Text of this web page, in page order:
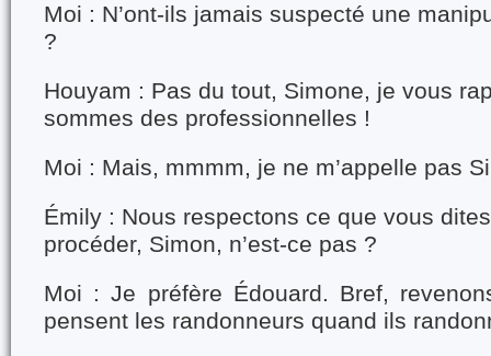
Moi : N’ont-ils jamais suspecté une
?
Houyam : Pas du tout, Simone, je vous
sommes des professionnelles !
Moi : Mais, mmmm, je ne m’appelle pas
Émily : Nous respectons ce que vous
procéder, Simon, n’est-ce pas ?
Moi : Je préfère Édouard. Bref,
pensent les randonneurs quand ils